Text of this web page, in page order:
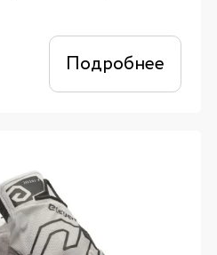
Подробнее